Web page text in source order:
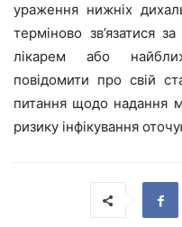
ураження нижніх
терміново зв’язатися
лікарем або
повідомити про свій
питання щодо надання
ризику інфікування